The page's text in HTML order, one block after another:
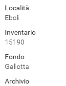
Località
Eboli
Inventario
15190
Fondo
Gallotta
Archivio